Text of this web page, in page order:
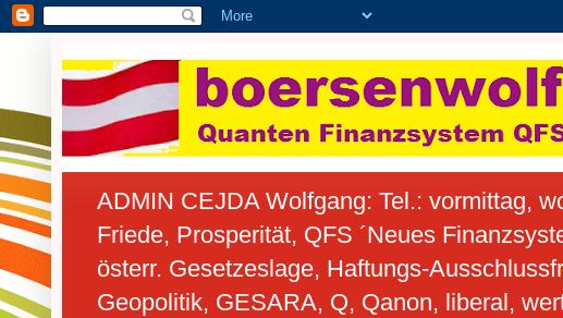
ADMIN CEJDA Wolfgang: Tel.: vormittag,
Friede, Prosperität, QFS ´Neues
österr. Gesetzeslage, Haftungs-
Geopolitik, GESARA, Q, Qanon, liberal,